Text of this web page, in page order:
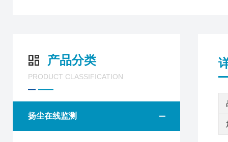
产品分类
PRODUCT CLASSIFICATION
扬尘在线监测